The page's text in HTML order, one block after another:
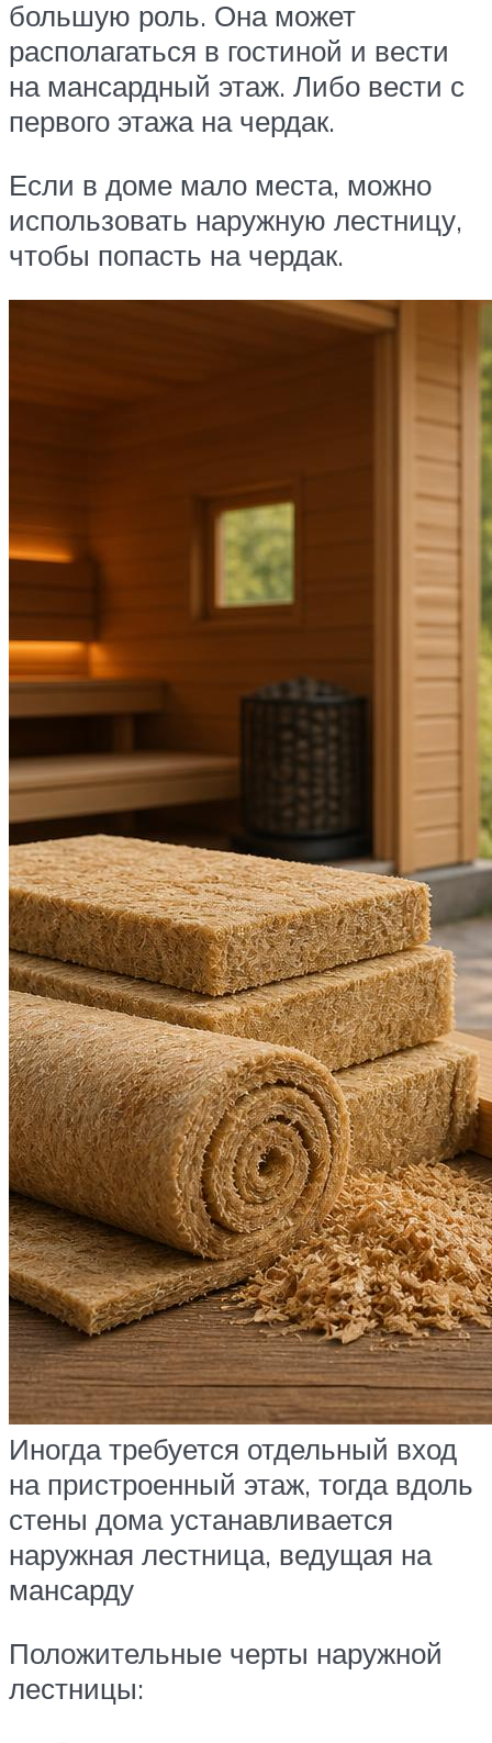
большую роль. Она может
располагаться в гостиной и вести
на мансардный этаж. Либо вести с
первого этажа на чердак.
Если в доме мало места, можно
использовать наружную лестницу,
чтобы попасть на чердак.
Иногда требуется отдельный вход
на пристроенный этаж, тогда вдоль
стены дома устанавливается
наружная лестница, ведущая на
мансарду
Положительные черты наружной
лестницы: